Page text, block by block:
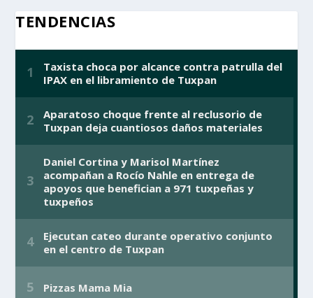
TENDENCIAS